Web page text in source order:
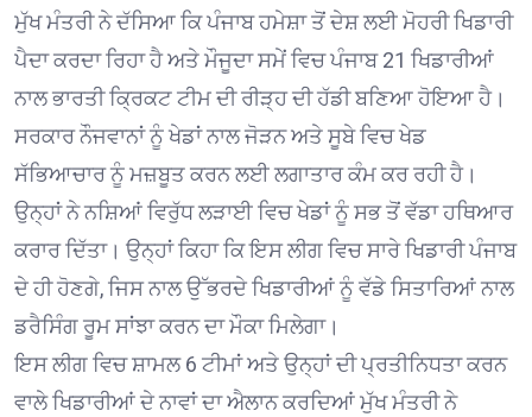
ਮੁੱਖ ਮੰਤਰੀ ਨੇ ਦੱਸਿਆ ਕਿ ਪੰਜਾਬ ਹਮੇਸ਼ਾ ਤੋਂ ਦੇਸ਼ ਲਈ ਮੋਹਰੀ ਖਿਡਾਰੀ
ਪੈਦਾ ਕਰਦਾ ਰਿਹਾ ਹੈ ਅਤੇ ਮੌਜੂਦਾ ਸਮੇਂ ਵਿਚ ਪੰਜਾਬ 21 ਖਿਡਾਰੀਆਂ
ਨਾਲ ਭਾਰਤੀ ਕ੍ਰਿਕਟ ਟੀਮ ਦੀ ਰੀੜ੍ਹ ਦੀ ਹੱਡੀ ਬਣਿਆ ਹੋਇਆ ਹੈ।
ਸਰਕਾਰ ਨੌਜਵਾਨਾਂ ਨੂੰ ਖੇਡਾਂ ਨਾਲ ਜੋੜਨ ਅਤੇ ਸੂਬੇ ਵਿਚ ਖੇਡ
ਸੱਭਿਆਚਾਰ ਨੂੰ ਮਜ਼ਬੂਤ ਕਰਨ ਲਈ ਲਗਾਤਾਰ ਕੰਮ ਕਰ ਰਹੀ ਹੈ।
ਉਨ੍ਹਾਂ ਨੇ ਨਸ਼ਿਆਂ ਵਿਰੁੱਧ ਲੜਾਈ ਵਿਚ ਖੇਡਾਂ ਨੂੰ ਸਭ ਤੋਂ ਵੱਡਾ ਹਥਿਆਰ
ਕਰਾਰ ਦਿੱਤਾ। ਉਨ੍ਹਾਂ ਕਿਹਾ ਕਿ ਇਸ ਲੀਗ ਵਿਚ ਸਾਰੇ ਖਿਡਾਰੀ ਪੰਜਾਬ
ਦੇ ਹੀ ਹੋਣਗੇ, ਜਿਸ ਨਾਲ ਉੱਭਰਦੇ ਖਿਡਾਰੀਆਂ ਨੂੰ ਵੱਡੇ ਸਿਤਾਰਿਆਂ ਨਾਲ
ਡਰੈਸਿੰਗ ਰੂਮ ਸਾਂਝਾ ਕਰਨ ਦਾ ਮੌਕਾ ਮਿਲੇਗਾ।
ਇਸ ਲੀਗ ਵਿਚ ਸ਼ਾਮਲ 6 ਟੀਮਾਂ ਅਤੇ ਉਨ੍ਹਾਂ ਦੀ ਪ੍ਰਤੀਨਿਧਤਾ ਕਰਨ
ਵਾਲੇ ਖਿਡਾਰੀਆਂ ਦੇ ਨਾਵਾਂ ਦਾ ਐਲਾਨ ਕਰਦਿਆਂ ਮੁੱਖ ਮੰਤਰੀ ਨੇ